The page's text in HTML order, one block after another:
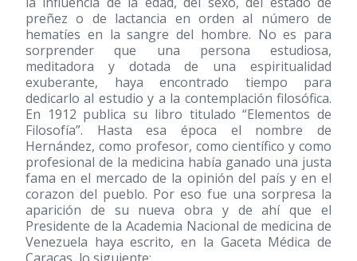
preñez o de lactancia en orden al número de
hematíes en la sangre del hombre. No es para
sorprender que una persona estudiosa,
meditadora y dotada de una espiritualidad
exuberante, haya encontrado tiempo para
dedicarlo al estudio y a la contemplación filosófica.
En 1912 publica su libro titulado “Elementos de
Filosofía”. Hasta esa época el nombre de
Hernández, como profesor, como científico y como
profesional de la medicina había ganado una justa
fama en el mercado de la opinión del país y en el
corazon del pueblo. Por eso fue una sorpresa la
aparición de su nueva obra y de ahí que el
Presidente de la Academia Nacional de medicina de
Venezuela haya escrito, en la Gaceta Médica de